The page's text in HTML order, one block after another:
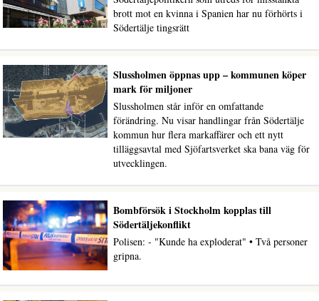
brott mot en kvinna i Spanien har nu förhörts i
Södertälje tingsrätt
Slussholmen öppnas upp – kommunen köper
mark för miljoner
Slussholmen står inför en omfattande
förändring. Nu visar handlingar från Södertälje
kommun hur flera markaffärer och ett nytt
tilläggsavtal med Sjöfartsverket ska bana väg för
utvecklingen.
Bombförsök i Stockholm kopplas till
Södertäljekonflikt
Polisen: - "Kunde ha exploderat" • Två personer
gripna.